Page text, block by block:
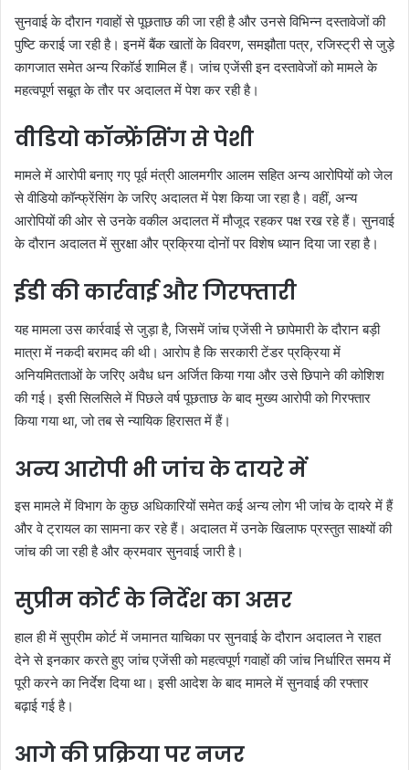
सुनवाई के दौरान गवाहों से पूछताछ की जा रही है और उनसे विभिन्न दस्तावेजों की
पुष्टि कराई जा रही है। इनमें बैंक खातों के विवरण, समझौता पत्र, रजिस्ट्री से जुड़े
कागजात समेत अन्य रिकॉर्ड शामिल हैं। जांच एजेंसी इन दस्तावेजों को मामले के
महत्वपूर्ण सबूत के तौर पर अदालत में पेश कर रही है।
वीडियो कॉन्फ्रेंसिंग से पेशी
मामले में आरोपी बनाए गए पूर्व मंत्री आलमगीर आलम सहित अन्य आरोपियों को जेल
से वीडियो कॉन्फ्रेंसिंग के जरिए अदालत में पेश किया जा रहा है। वहीं, अन्य
आरोपियों की ओर से उनके वकील अदालत में मौजूद रहकर पक्ष रख रहे हैं। सुनवाई
के दौरान अदालत में सुरक्षा और प्रक्रिया दोनों पर विशेष ध्यान दिया जा रहा है।
ईडी की कार्रवाई और गिरफ्तारी
यह मामला उस कार्रवाई से जुड़ा है, जिसमें जांच एजेंसी ने छापेमारी के दौरान बड़ी
मात्रा में नकदी बरामद की थी। आरोप है कि सरकारी टेंडर प्रक्रिया में
अनियमितताओं के जरिए अवैध धन अर्जित किया गया और उसे छिपाने की कोशिश
की गई। इसी सिलसिले में पिछले वर्ष पूछताछ के बाद मुख्य आरोपी को गिरफ्तार
किया गया था, जो तब से न्यायिक हिरासत में हैं।
अन्य आरोपी भी जांच के दायरे में
इस मामले में विभाग के कुछ अधिकारियों समेत कई अन्य लोग भी जांच के दायरे में हैं
और वे ट्रायल का सामना कर रहे हैं। अदालत में उनके खिलाफ प्रस्तुत साक्ष्यों की
जांच की जा रही है और क्रमवार सुनवाई जारी है।
सुप्रीम कोर्ट के निर्देश का असर
हाल ही में सुप्रीम कोर्ट में जमानत याचिका पर सुनवाई के दौरान अदालत ने राहत
देने से इनकार करते हुए जांच एजेंसी को महत्वपूर्ण गवाहों की जांच निर्धारित समय में
पूरी करने का निर्देश दिया था। इसी आदेश के बाद मामले में सुनवाई की रफ्तार
बढ़ाई गई है।
आगे की प्रक्रिया पर नजर